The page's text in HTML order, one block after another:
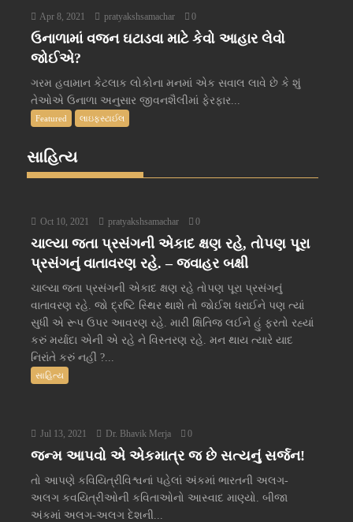
Apr 8, 2021 pratyakshsamachar 0
ઉનાળામાં વજન ઘટાડવા માટે કેવો આહાર લેવો
જોઈએ?
ગરમ હવામાન કેટલાક લોકોના મનમાં એક સવાલ લાવે છે કે શું
તેઓએ ઉનાળા અનુસાર જીવનશૈલીમાં ફેરફાર...
Featured લાઇફસ્ટાઈલ
સાહિત્ય
Oct 10, 2021 pratyakshsamachar 0
ચાલ્યા જતા પ્રસંગની એકાદ ક્ષણ રહે, તોપણ પૂરા
પ્રસંગનું વાતાવરણ રહે. – જવાહર બક્ષી
ચાલ્યા જતા પ્રસંગની એકાદ ક્ષણ રહે તોપણ પૂરા પ્રસંગનું
વાતાવરણ રહે. જો દ્રષ્ટિ સ્થિર થાશે તો જોઈશ ધરાઈને પણ ત્યાં
સુધી એ રૂપ ઉપર આવરણ રહે. મારી ક્ષિતિજ લઈને હું ફરતો રહ્યાં
કરું મર્યાદા એની એ રહે ને વિસ્તરણ રહે. મન થાય ત્યારે યાદ
નિરાંતે કરું નહીં ?...
સાહિત્ય
Jul 13, 2021 Dr. Bhavik Merja 0
જન્મ આપવો એ એકમાત્ર જ છે સત્યનું સર્જન!
તો આપણે કવિયિત્રીવિશ્વનાં પહેલાં અંકમાં ભારતની અલગ-
અલગ કવયિત્રીઓની કવિતાઓનો આસ્વાદ માણ્યો. બીજા
અંકમાં અલગ-અલગ દેશની...